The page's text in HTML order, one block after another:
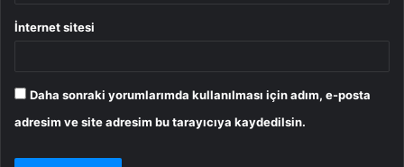
İnternet sitesi
Daha sonraki yorumlarımda kullanılması için adım, e-posta
adresim ve site adresim bu tarayıcıya kaydedilsin.